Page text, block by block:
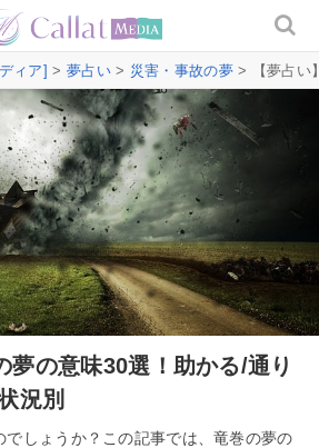
ィア] > 夢占い> 災害・事故の夢> 【夢占い
夢の意味30選！助かる/通り
況別
しょうか？この記事では、竜巻の夢の